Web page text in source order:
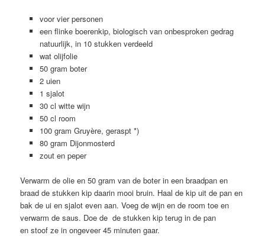
voor vier personen
een flinke boerenkip, biologisch van onbesproken gedrag
natuurlijk, in 10 stukken verdeeld
wat olijfolie
50 gram boter
2 uien
1 sjalot
30 cl witte wijn
50 cl room
100 gram Gruyère, geraspt *)
80 gram Dijonmosterd
zout en peper
Verwarm de olie en 50 gram van de boter in een braadpan en
braad de stukken kip daarin mooi bruin. Haal de kip uit de pan en
bak de ui en sjalot even aan. Voeg de wijn en de room toe en
verwarm de saus. Doe de de stukken kip terug in de pan
en stoof ze in ongeveer 45 minuten gaar.